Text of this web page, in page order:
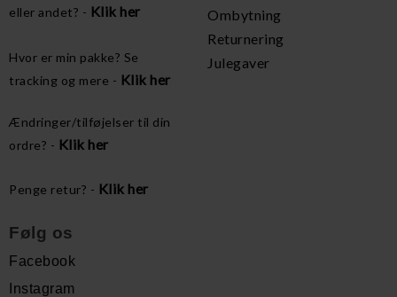
eller andet? - Klik her
Hvor er min pakke? Se
tracking og mere - Klik her
Ændringer/tilføjelser til din
ordre? - Klik her
Penge retur? - Klik her
Ombytning
Returnering
Julegaver
Følg os
Facebook
Instagram